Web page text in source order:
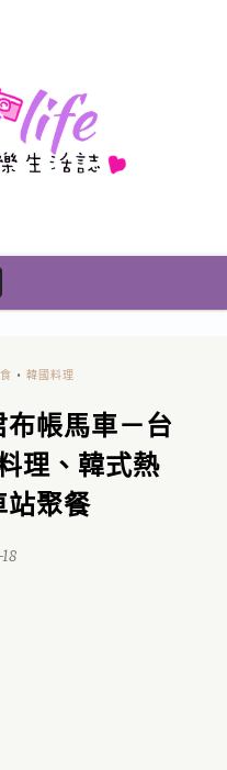
• 韓國料理
布帳馬車－台
理、韓式熱
站聚餐